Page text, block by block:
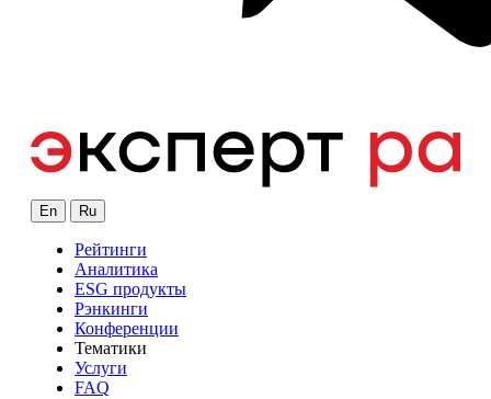
En Ru
Рейтинги
Аналитика
ESG продукты
Рэнкинги
Конференции
Тематики
Услуги
FAQ